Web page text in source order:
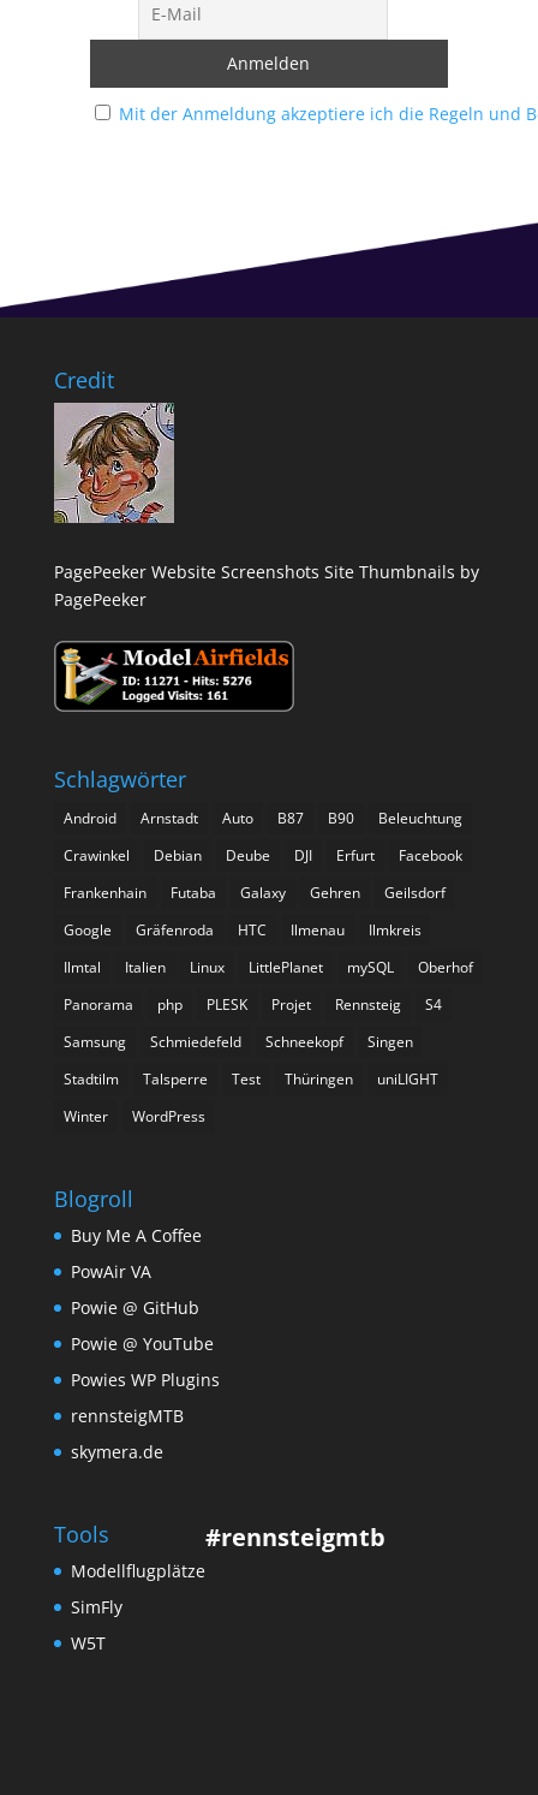
Mit der Anmeldung akzeptiere ich die Regeln und
Credit
PagePeeker Website Screenshots Site Thumbnails by
PagePeeker
Schlagwörter
Android Arnstadt Auto B87 B90
Beleuchtung
Crawinkel
Debian Deube DJI Erfurt
Facebook
Frankenhain
Futaba Galaxy Gehren
Geilsdorf
Google
Gräfenroda HTC Ilmenau
Ilmkreis
Ilmtal
Italien Linux LittlePlanet mySQL
Oberhof
Panorama
php PLESK Projet Rennsteig
S4
Samsung
Schmiedefeld Schneekopf
Singen
Stadtilm
Talsperre Test Thüringen
uniLIGHT
Winter
WordPress
Blogroll
Buy Me A Coffee
PowAir VA
Powie @ GitHub
Powie @ YouTube
Powies WP Plugins
rennsteigMTB
skymera.de
Tools
Modellflugplätze
SimFly
W5T
#rennsteigmtb